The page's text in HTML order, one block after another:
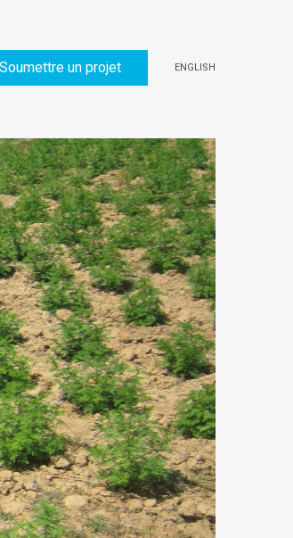
Soumettre un projet ENGLISH